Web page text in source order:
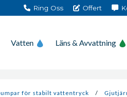
Ring Oss Offert
Vatten Läns & Avvattning
för stabilt vattentryck /